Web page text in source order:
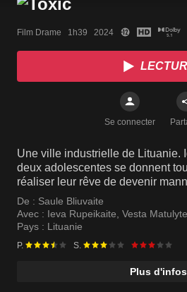
Film Drame   1h39   2024
Se connecter
Une ville industrielle de Lituanie.
deux adolescentes se donnent
réaliser leur rêve de devenir
De : Saule Bliuvaite
Avec : Ieva Rupeikaite, Vesta Matulyte
Pays : Lituanie
P. S.
Plus d'infos